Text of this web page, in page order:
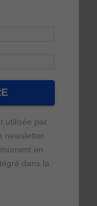
utilisée par
newsletter.
en
dans la